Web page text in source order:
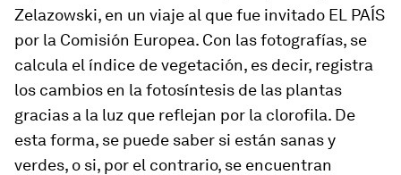
Zelazowski, en un viaje al que fue invitado EL PAÍS
por la Comisión Europea. Con las fotografías, se
calcula el índice de vegetación, es decir, registra
los cambios en la fotosíntesis de las plantas
gracias a la luz que reflejan por la clorofila. De
esta forma, se puede saber si están sanas y
verdes, o si, por el contrario, se encuentran